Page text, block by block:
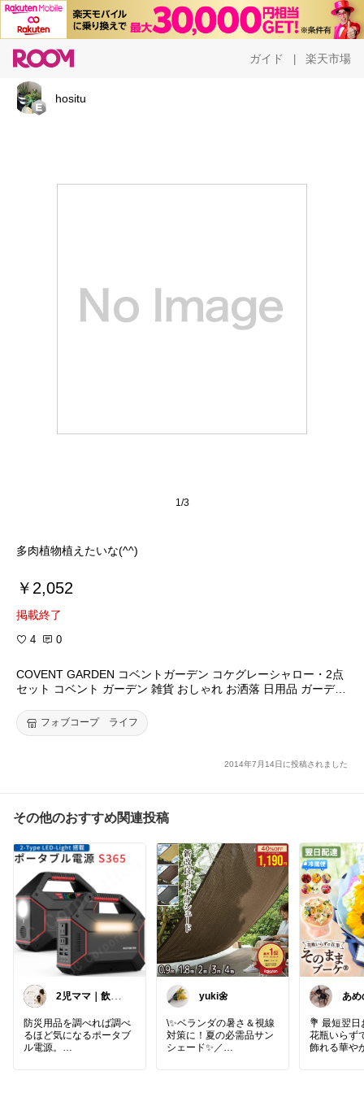
ガイド 楽天市場
hositu
1/3
多肉植物植えたいな(^^)
￥2,052
掲載終了
4 0
COVENT GARDEN コベントガーデン コケグレーシャロー・2点
セット コベント ガーデン 雑貨 おしゃれ お洒落 日用品 ガーデニ
ンテリア フランス フォブコープ FOBCOOP fob coop
フォブコープ ライフ
2014年7月14日に投稿されました
その他のおすすめ関連投稿
2児ママ｜飲食
よかったもの
防災用品を調べれば調べ
るほど気になるポータブ
ル電源。
yuki🌼
\✨ベランダの暑さ＆視線
対策に！夏の必需品サン
シェード✨／
あめ
💐 最短翌日
花瓶いらず
飾れる華や